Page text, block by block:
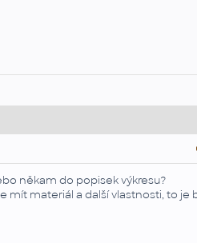
někam do popisek výkresu?
mít materiál a další vlastnosti, to